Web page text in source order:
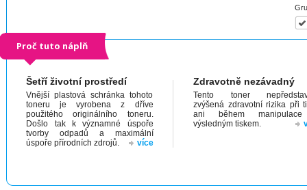
Proč tuto náplň
Šetří životní prostředí
Vnější plastová schránka tohoto
toneru je vyrobena z dříve
použitého originálního toneru.
Došlo tak k významné úspoře
tvorby odpadů a maximální
úspoře přírodních zdrojů.
více
Zdravotně nezávadný
Tento toner
zvýšená zdravotní rizika při
ani během
výsledným tiskem.